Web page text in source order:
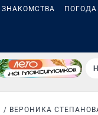
ЗНАКОМСТВА ПОГОДА
ВЕРОНИКА